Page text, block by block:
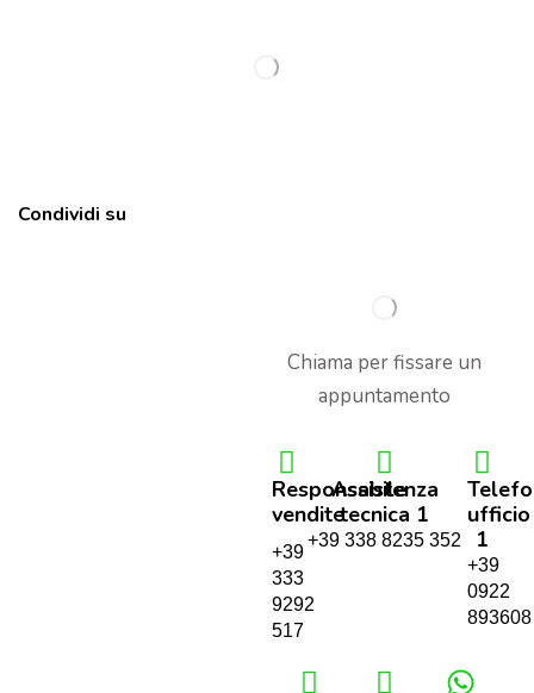
Condividi su
Chiama per fissare un
appuntamento
Responsabile
vendite
+39
333
9292
517
Assistenza
tecnica 1
+39 338 8235 352
ufficio
1
+39
0922
893608